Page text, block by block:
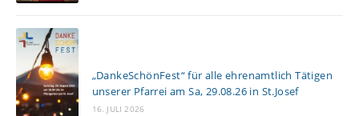
„DankeSchönFest“ für alle ehrenamtlich Tätigen
unserer Pfarrei am Sa, 29.08.26 in St.Josef
16. JULI 2026